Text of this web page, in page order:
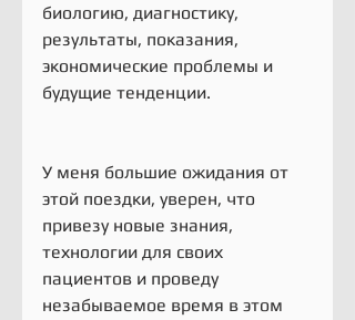
биологию, диагностику,
результаты, показания,
экономические проблемы и
будущие тенденции.
У меня большие ожидания от
этой поездки, уверен, что
привезу новые знания,
технологии для своих
пациентов и проведу
незабываемое время в этом